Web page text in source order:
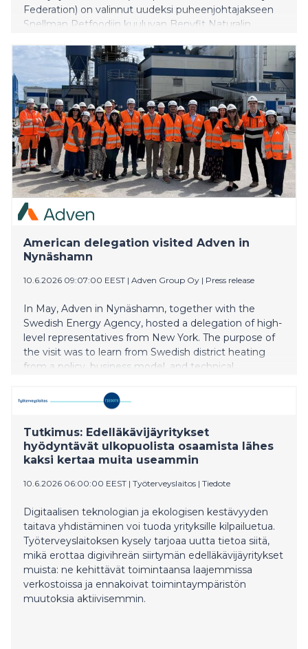
Federation) on valinnut uudeksi puheenjohtajakseen
Snellman Petfoodiin kuuluvan Benyfit Naturalin
Praaghin. Valinta tehtiin 10. kesäkuuta järjestetyssä
FEDIAFin yleiskokouksessa Brysselissä.
Puheenjohtajakausi on kaksivuotinen ja sitä voidaan
jatkaa enintään kahdella vuodella.
American delegation visited Adven in
Nynäshamn
10.6.2026 09:07:00 EEST | Adven Group Oy | Press release
In May, Adven in Nynäshamn, together with the
Swedish Energy Agency, hosted a delegation of high-
level representatives from New York. The purpose of
the visit was to learn from Swedish district heating
from a policy, business model, and technical
from the use of gas.
Tutkimus: Edelläkävijäyritykset
hyödyntävät ulkopuolista osaamista lähes
kaksi kertaa muita useammin
10.6.2026 06:00:00 EEST | Työterveyslaitos | Tiedote
Digitaalisen teknologian ja ekologisen kestävyyden
taitava yhdistäminen voi tuoda yrityksille kilpailuetua.
Työterveyslaitoksen kysely tarjoaa uutta tietoa siitä,
mikä erottaa digivihreän siirtymän edelläkävijäyritykset
muista: ne kehittävät toimintaansa laajemmissa
verkostoissa ja ennakoivat toimintaympäristön
muutoksia aktiivisemmin.